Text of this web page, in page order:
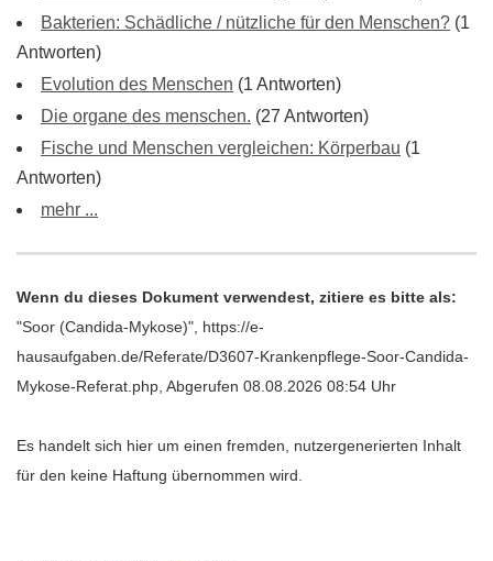
Bakterien: Schädliche / nützliche für den Menschen? (1
Antworten)
Evolution des Menschen (1 Antworten)
Die organe des menschen. (27 Antworten)
Fische und Menschen vergleichen: Körperbau (1
Antworten)
mehr ...
Wenn du dieses Dokument verwendest, zitiere es bitte als:
"Soor (Candida-Mykose)", https://e-
hausaufgaben.de/Referate/D3607-Krankenpflege-Soor-Candida-
Mykose-Referat.php, Abgerufen 08.08.2026 08:54 Uhr
Es handelt sich hier um einen fremden, nutzergenerierten Inhalt
für den keine Haftung übernommen wird.